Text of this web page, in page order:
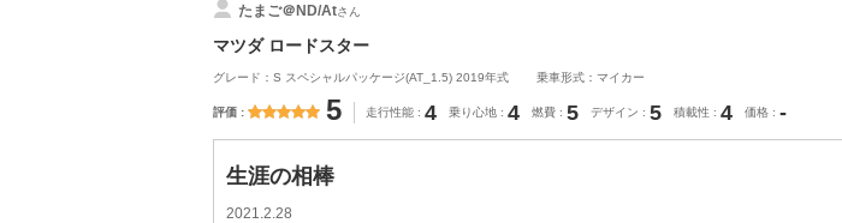
たまご＠ND/Atさん
マツダ ロードスター
グレード：S スペシャルパッケージ(AT_1.5) 2019年式 乗車形式：マイカー
評価 5 走行性能 4 乗り心地 4 燃費 5 デザイン 5 積載性 4 価格 -
生涯の相棒
2021.2.28